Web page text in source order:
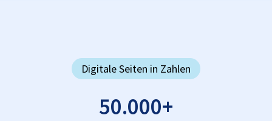
Digitale Seiten in Zahlen
50.000+